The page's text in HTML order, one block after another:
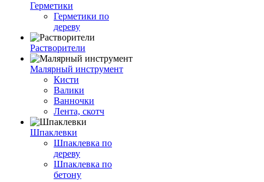
Герметики
Герметики по
дереву
Растворители
Малярный инструмент
Кисти
Валики
Ванночки
Лента, скотч
Шпаклевки
Шпаклевка по
дереву
Шпаклевка по
бетону